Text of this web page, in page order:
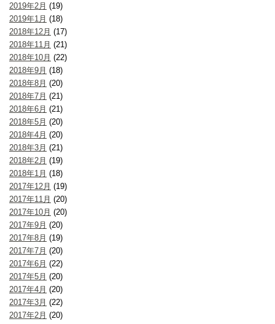
2019年2月 (19)
2019年1月 (18)
2018年12月 (17)
2018年11月 (21)
2018年10月 (22)
2018年9月 (18)
2018年8月 (20)
2018年7月 (21)
2018年6月 (21)
2018年5月 (20)
2018年4月 (20)
2018年3月 (21)
2018年2月 (19)
2018年1月 (18)
2017年12月 (19)
2017年11月 (20)
2017年10月 (20)
2017年9月 (20)
2017年8月 (19)
2017年7月 (20)
2017年6月 (22)
2017年5月 (20)
2017年4月 (20)
2017年3月 (22)
2017年2月 (20)